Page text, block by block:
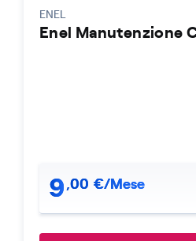
ENEL
Enel Manutenzione
9,00 €/Mese